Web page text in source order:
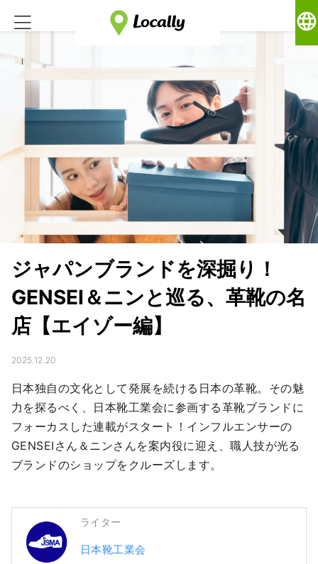
language
ジャパンブランドを深掘り！
GENSEI＆ニンと巡る、革靴の名
店【エイゾー編】
2025.12.20
日本独自の文化として発展を続ける日本の革靴。その魅
力を探るべく、日本靴工業会に参画する革靴ブランドに
フォーカスした連載がスタート！インフルエンサーの
GENSEIさん＆ニンさんを案内役に迎え、職人技が光る
ブランドのショップをクルーズします。
ライター
日本靴工業会